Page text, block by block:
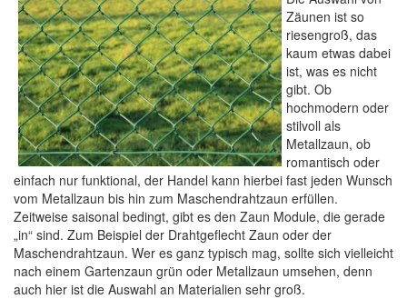
Zäunen ist so
riesengroß, das
kaum etwas dabei
ist, was es nicht
gibt. Ob
hochmodern oder
stilvoll als
Metallzaun, ob
romantisch oder
einfach nur funktional, der Handel kann hierbei fast jeden Wunsch
vom Metallzaun bis hin zum Maschendrahtzaun erfüllen.
Zeitweise saisonal bedingt, gibt es den Zaun Module, die gerade
„in“ sind. Zum Beispiel der Drahtgeflecht Zaun oder der
Maschendrahtzaun. Wer es ganz typisch mag, sollte sich vielleicht
nach einem Gartenzaun grün oder Metallzaun umsehen, denn
auch hier ist die Auswahl an Materialien sehr groß.